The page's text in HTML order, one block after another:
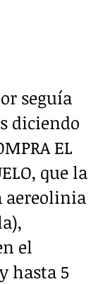
seguía
diciendo
EL
que la
aereolinia
el
hasta 5